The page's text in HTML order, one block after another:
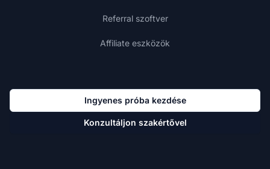
Referral szoftver
Affiliate eszközök
Ingyenes próba kezdése
Konzultáljon szakértővel